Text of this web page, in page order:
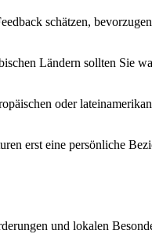
schätzen,
Ländern sollten Sie
oder
erst eine persönliche
und lokalen